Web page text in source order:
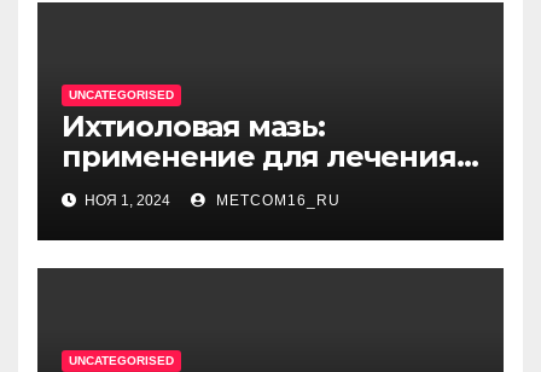
UNCATEGORISED
Ихтиоловая мазь:
применение для лечения
фурункулов
НОЯ 1, 2024 METCOM16_RU
UNCATEGORISED